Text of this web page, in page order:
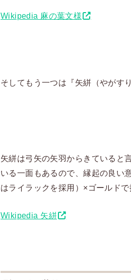
Wikipedia 麻の葉文様
そしてもう一つは『矢絣（やがす
矢絣は弓矢の矢羽からきていると
いる一面もあるので、縁起の良い
はライラックを採用）×ゴールド
Wikipedia 矢絣